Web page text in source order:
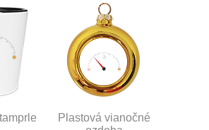
Plastová vianočné